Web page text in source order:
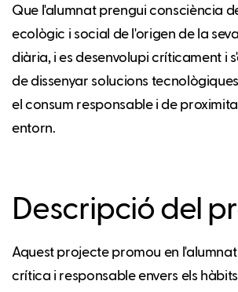
Que l'alumnat prengui consciència
ecològic i social de l'origen de la
diària, i es desenvolupi críticament i
de dissenyar solucions
el consum responsable i de
entorn.
Descripció del
Aquest projecte promou en
crítica i responsable envers els